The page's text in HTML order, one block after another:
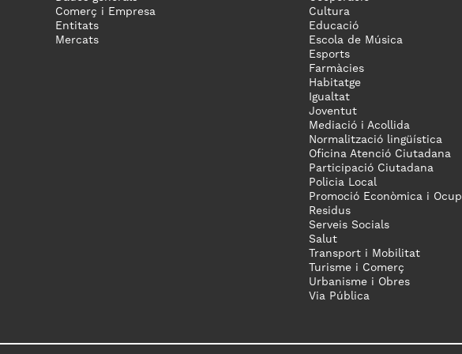
Comerç i Empresa
Entitats
Mercats
Cultura
Educació
Escola de Música
Esports
Farmàcies
Habitatge
Igualtat
Joventut
Mediació i Acollida
Normalització lingüística
Oficina Atenció Ciutadana
Participació Ciutadana
Policia Local
Promoció Econòmica i
Residus
Serveis Socials
Salut
Transport i Mobilitat
Turisme i Comerç
Urbanisme i Obres
Via Pública